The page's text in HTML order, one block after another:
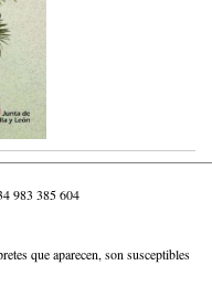
983 385 604
que aparecen, son susceptibles